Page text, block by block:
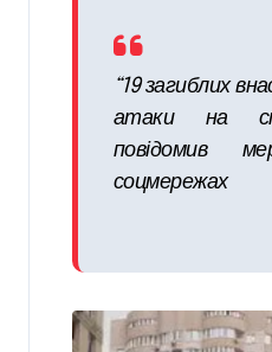
“19 загиблих
атаки на
повідомив
соцмережах